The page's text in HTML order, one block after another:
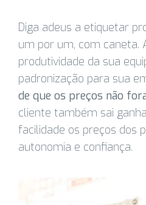
Diga adeus a etiquetar
um por um, com caneta.
produtividade da sua
padronização para sua
de que os preços não
cliente também sai
facilidade os preços dos
autonomia e confiança.